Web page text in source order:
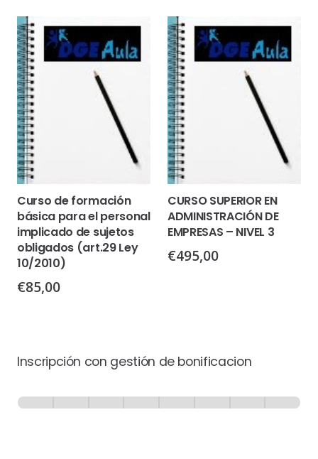
Curso de formación
básica para el personal
implicado de sujetos
obligados (art.29 Ley
10/2010)
€85,00
CURSO SUPERIOR EN
ADMINISTRACIÓN DE
EMPRESAS – NIVEL 3
€495,00
Inscripción con gestión de bonificacion
-